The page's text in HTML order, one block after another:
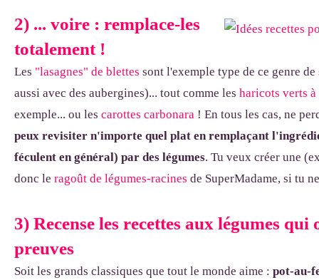
2) ... voire : remplace-les
totalement !
Les "lasagnes" de blettes sont l'exemple type de ce genre
aussi avec des aubergines)... tout comme les haricots verts
exemple... ou les carottes carbonara ! En tous les cas, ne
peux revisiter n'importe quel plat en remplaçant
féculent en général) par des légumes. Tu veux créer une
donc le ragoût de légumes-racines de SuperMadame, si tu
3) Recense les recettes aux légumes
preuves
Soit les grands classiques que tout le monde aime : pot-au-